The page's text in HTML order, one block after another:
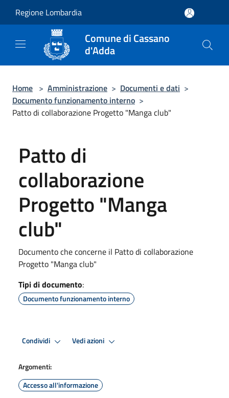
Regione Lombardia
Comune di Cassano
d'Adda
Home > Amministrazione > Documenti e dati >
Documento funzionamento interno >
Patto di collaborazione Progetto "Manga club"
Patto di
collaborazione
Progetto "Manga
club"
Documento che concerne il Patto di collaborazione
Progetto "Manga club"
Tipi di documento:
Documento funzionamento interno
Condividi Vedi azioni
Argomenti:
Accesso all'informazione